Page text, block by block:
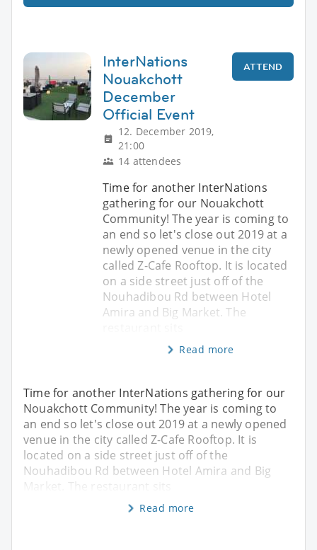
InterNations
Nouakchott
December
Official Event
12. December 2019,
21:00
14 attendees
ATTEND
Time for another InterNations
gathering for our Nouakchott
Community! The year is coming to
an end so let's close out 2019 at a
newly opened venue in the city
called Z-Cafe Rooftop. It is located
on a side street just off of the
Nouhadibou Rd between Hotel
Amira and Big Market. The
Read more
Time for another InterNations gathering for our
Nouakchott Community! The year is coming to
an end so let's close out 2019 at a newly opened
venue in the city called Z-Cafe Rooftop. It is
located on a side street just off of the
Nouhadibou Rd between Hotel Amira and Big
Market. The restaurant sits
Read more